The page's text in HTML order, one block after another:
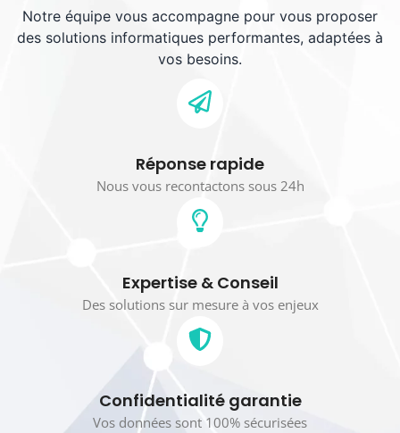
Notre équipe vous accompagne pour vous proposer
des solutions informatiques performantes, adaptées à
vos besoins.
Réponse rapide
Nous vous recontactons sous 24h
Expertise & Conseil
Des solutions sur mesure à vos enjeux
Confidentialité garantie
Vos données sont 100% sécurisées